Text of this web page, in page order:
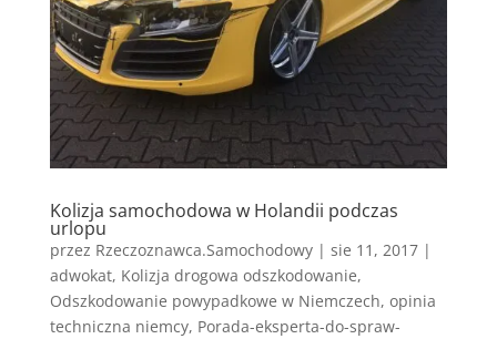
Kolizja samochodowa w Holandii podczas
urlopu
przez Rzeczoznawca.Samochodowy| sie 11, 2017|
adwokat, Kolizja drogowa odszkodowanie,
Odszkodowanie powypadkowe w Niemczech, opinia
techniczna niemcy, Porada-eksperta-do-spraw-